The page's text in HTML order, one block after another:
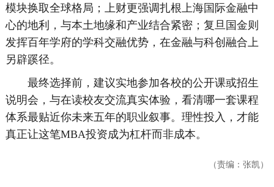
模块换取全球格局；上财更强调扎根上海国际金融中
心的地利，与本土地缘和产业结合紧密；复旦国金则
发挥百年学府的学科交融优势，在金融与科创融合上
另辟蹊径。
最终选择前，建议实地参加各校的公开课或招生
说明会，与在读校友交流真实体验，看清哪一套课程
体系最贴近你未来五年的职业叙事。理性投入，才能
真正让这笔MBA投资成为杠杆而非成本。
（责编：张凯）